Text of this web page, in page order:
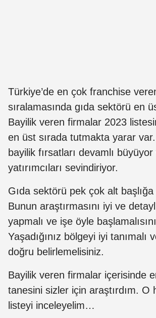
Türkiye’de en çok franchise
sıralamasında gıda sektörü en
Bayilik veren firmalar 2023
en üst sırada tutmakta yarar
bayilik fırsatları devamlı büyüyor
yatırımcıları sevindiriyor.
Gıda sektörü pek çok alt başlığa
Bunun araştırmasını iyi ve
yapmalı ve işe öyle
Yaşadığınız bölgeyi iyi tanımalı
doğru belirlemelisiniz.
Bayilik veren firmalar içerisinde
tanesini sizler için araştırdım. O
listeyi inceleyelim…